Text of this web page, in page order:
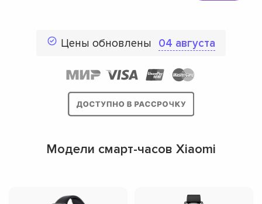
Цены обновлены 04 августа
Модели смарт-часов Xiaomi